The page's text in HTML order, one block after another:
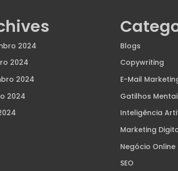
2024
2024
2024
2024
Blogs
Copywriting
E-Mail
Gatilhos
Inteligência
Marketing
Negócio Online
SEO